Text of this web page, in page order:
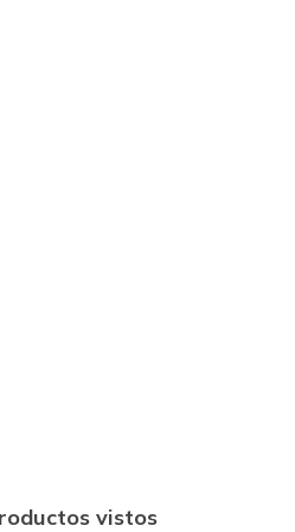
vistos